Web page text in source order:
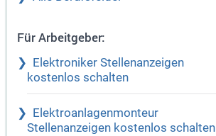
Für Arbeitgeber:
Elektroniker Stellenanzeigen
kostenlos schalten
Elektroanlagenmonteur
Stellenanzeigen kostenlos schalten